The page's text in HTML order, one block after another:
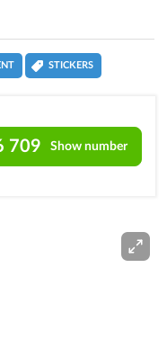
STICKERS
709 Show number